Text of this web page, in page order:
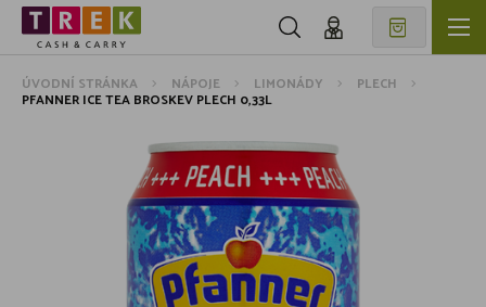
ÚVODNÍ STRÁNKA NÁPOJE LIMONÁDY PLECH
PFANNER ICE TEA BROSKEV PLECH 0,33L